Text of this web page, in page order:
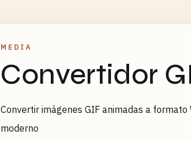
MEDIA
Convertidor
Convertir imágenes GIF animadas a
moderno